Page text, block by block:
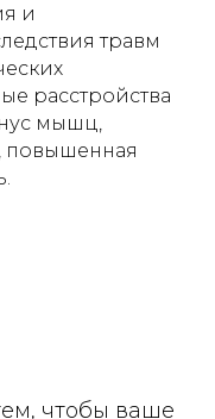
и
травм
расстройства
мышц,
повышенная
чтобы ваше